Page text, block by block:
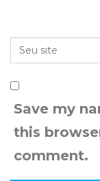
Save my
this
comment.